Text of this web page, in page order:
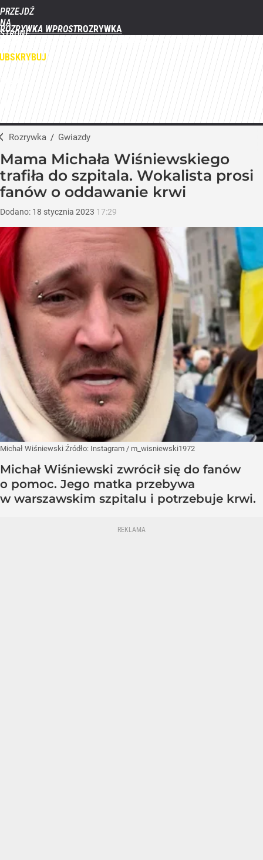
PRZEJDŹ
NA
STRONĘ
WPROST.PL
ROZRYWKA WPROST
Rozrywka / Gwiazdy
Mama Michała Wiśniewskiego
trafiła do szpitala. Wokalista prosi
fanów o oddawanie krwi
Dodano: 18 stycznia 2023 17:29
Michał Wiśniewski Źródło: Instagram / m_wisniewski1972
Michał Wiśniewski zwrócił się do fanów
o pomoc. Jego matka przebywa
w warszawskim szpitalu i potrzebuje krwi.